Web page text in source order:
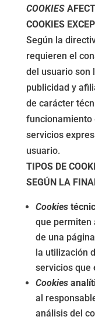
COOKIES
COOKIES
Según la
requieren el
del usuario son
publicidad y
de carácter
funcionamiento
servicios
usuario.
TIPOS DE
SEGÚN LA
Cookies
que permiten
de una
la utilización
servicios que
Cookies
al
análisis del